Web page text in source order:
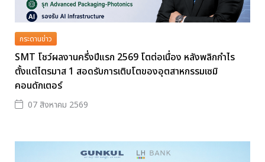
กระดานข่าว
SMT โชว์ผลงานครึ่งปีแรก 2569 โตต่อเนื่อง หลังพลิกกำไร
ตั้งแต่ไตรมาส 1 สอดรับการเติบโตของอุตสาหกรรมเซมิ
คอนดักเตอร์
07 สิงหาคม 2569